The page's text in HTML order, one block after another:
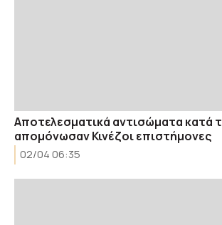
Αποτελεσματικά αντισώματα κατά
απομόνωσαν Κινέζοι επιστήμονες
02/04 06:35